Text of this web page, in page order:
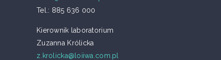
Tel.: 885 636 000
Kierownik laboratorium
Zuzanna Królicka
z.krolicka@loiiwa.com.pl